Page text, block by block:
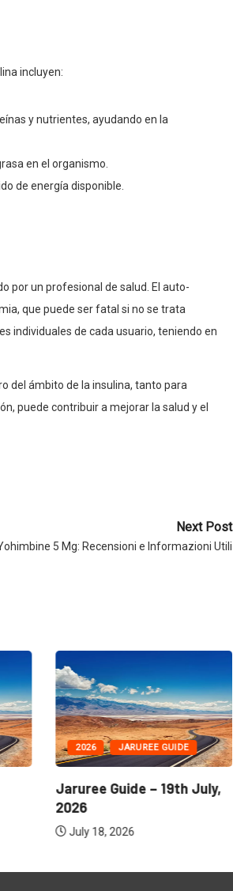
incluyen:
y nutrientes, ayudando en la
en el organismo.
de energía disponible.
por un profesional de salud. El auto-
que puede ser fatal si no se trata
individuales de cada usuario, teniendo en
del ámbito de la insulina, tanto para
puede contribuir a mejorar la salud y el
Next Post
5 Mg: Recensioni e Informazioni Utili
2026 JARUREE GUIDE
Jaruree Guide – 19th July,
2026
July 18, 2026